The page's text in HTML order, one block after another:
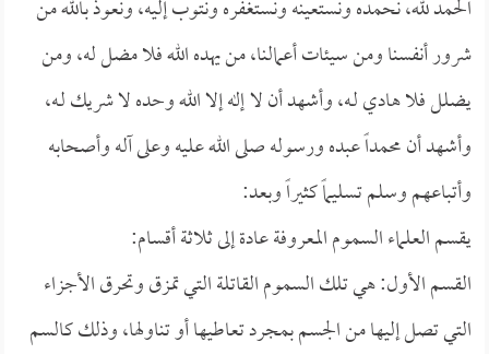
الحمد لله، نحمده ونستعينه ونستغفره ونتوب إليه، ونعوذ بالله من
شرور أنفسنا ومن سيئات أعمالنا، من يهده الله فلا مضل له، ومن
يضلل فلا هادي لـه، وأشهد أن لا إله إلا الله وحده لا شريك لـه،
وأشهد أن محمداً عبده ورسوله صلى الله عليه وعلى آله وأصحابه
وأتباعهم وسلم تسليماً كثيراً وبعد:
يقسم العلماء السموم المعروفة عادة إلى ثلاثة أقسام:
القسم الأول: هي تلك السموم القاتلة التي تمزق وتحرق الأجزاء
التي تصل إليها من الجسم بمجرد تعاطيها أو تناولها، وذلك كالسم